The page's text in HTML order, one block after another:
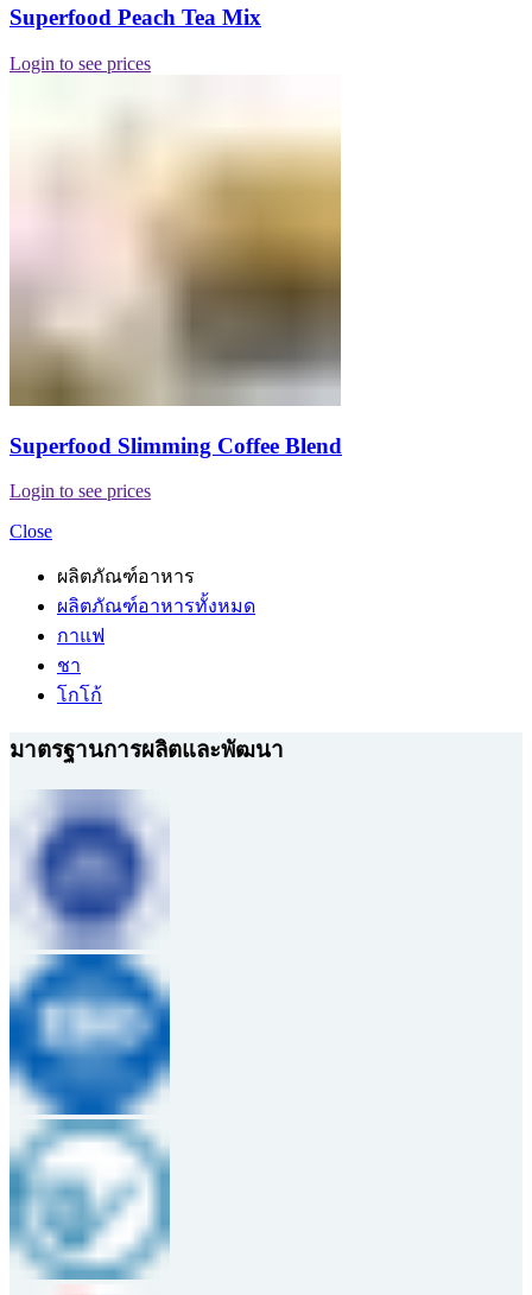
Superfood Peach Tea Mix
Login to see prices
Superfood Slimming Coffee Blend
Login to see prices
Close
ผลิตภัณฑ์อาหาร
ผลิตภัณฑ์อาหารทั้งหมด
กาแฟ
ชา
โกโก้
มาตรฐานการผลิตและพัฒนา